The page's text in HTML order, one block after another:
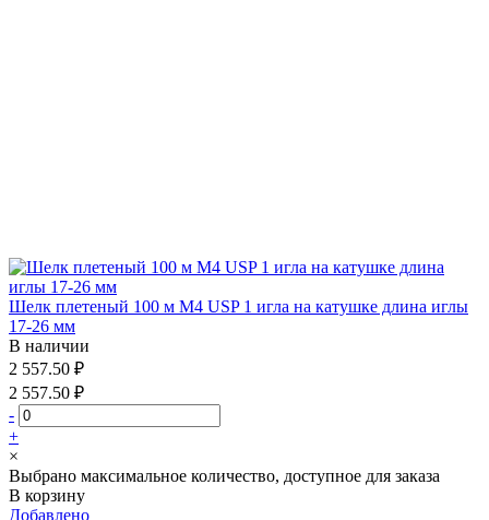
Шелк плетеный 100 м М4 USP 1 игла на катушке длина иглы
17-26 мм
В наличии
2 557.50 ₽
2 557.50 ₽
-
+
×
Выбрано максимальное количество, доступное для заказа
В корзину
Добавлено